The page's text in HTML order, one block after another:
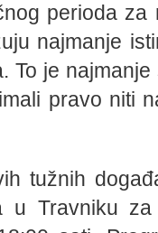
perioda
najmanje
To je
pravo niti
tužnih
u Travniku